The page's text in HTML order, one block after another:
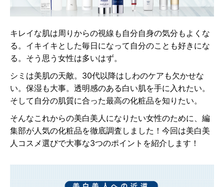
キレイな肌は周りからの視線も自分自身の気分もよくな
る。イキイキとした毎日になって自分のことも好きにな
る。そう思う女性は多いはず。
シミは美肌の天敵。30代以降はしわのケアも欠かせな
い。保湿も大事。透明感のある白い肌を手に入れたい。
そして自分の肌質に合った最高の化粧品を知りたい。
そんなこれからの美白美人になりたい女性のために、編
集部が人気の化粧品を徹底調査しました！今回は美白美
人コスメ選びで大事な3つのポイントを紹介します！